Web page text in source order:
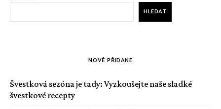
HLEDAT
NOVĚ PŘIDANÉ
Švestková sezóna je tady: Vyzkoušejte naše sladké
švestkové recepty